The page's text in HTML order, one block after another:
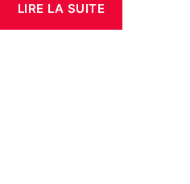
LIRE LA SUITE